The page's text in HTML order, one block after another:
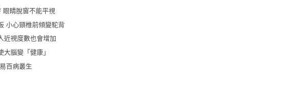
眼睛脫窗不能平視
小心頸椎前傾變駝背
視度數也會增加
腦變「健康」
百病叢生